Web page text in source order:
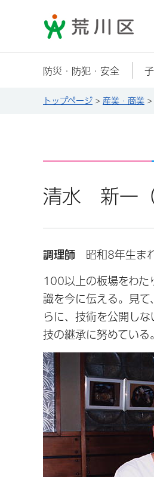
荒川区
防災・防犯・安全
トップページ > 産業・商業 >
清水 新一
調理師 昭和8年生ま
100以上の板場をわた
識を今に伝える。見
らに、技術を公開し
技の継承に努めている